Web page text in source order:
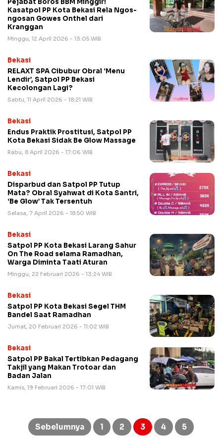
Pejabat Boros BBM Minggir!
Kasatpol PP Kota Bekasi Rela Ngos-
ngosan Gowes Onthel dari
Kranggan
Minggu, 12 April 2026 - 13:05 WIB
Bekasi
RELAXT SPA Cibubur Obral ‘Menu
Lendir’, Satpol PP Bekasi
Kecolongan Lagi?
Sabtu, 11 April 2026 - 18:21 WIB
Bekasi
Endus Praktik Prostitusi, Satpol PP
Kota Bekasi Sidak Be Glow Massage
Rabu, 8 April 2026 - 17:06 WIB
Bekasi
Disparbud dan Satpol PP Tutup
Mata? Obral Syahwat di Kota Santri,
‘Be Glow’ Tak Tersentuh
Selasa, 7 April 2026 - 18:50 WIB
Bekasi
Satpol PP Kota Bekasi Larang Sahur
On The Road selama Ramadhan,
Warga Diminta Taati Aturan
Minggu, 22 Februari 2026 - 13:24 WIB
Bekasi
Satpol PP Kota Bekasi Segel THM
Bandel Saat Ramadhan
Jumat, 20 Februari 2026 - 11:02 WIB
Bekasi
Satpol PP Bakal Tertibkan Pedagang
Takjil yang Makan Trotoar dan
Badan Jalan
Kamis, 19 Februari 2026 - 17:01 WIB
Paginasi
posSebelumnya 1 2 3 4 5